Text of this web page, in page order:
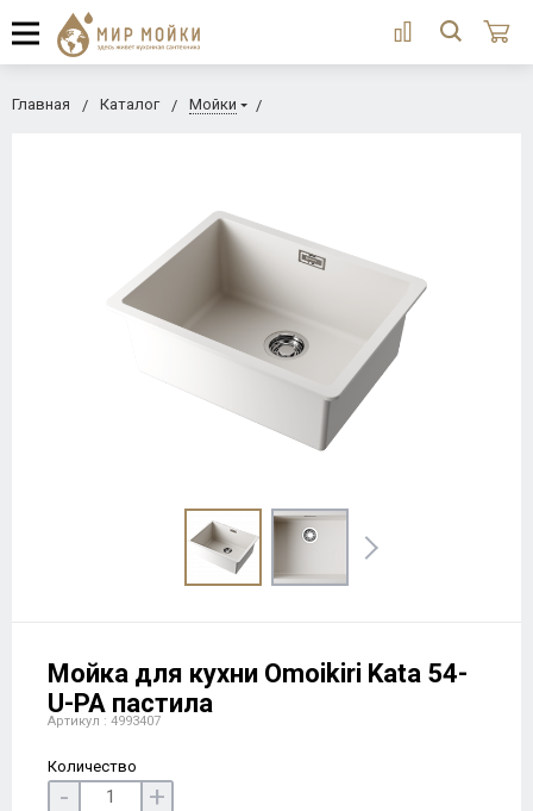
Главная Каталог Мойки
Мойка для кухни Omoikiri Kata 54-
U-PA пастила
Артикул : 4993407
Количество
- +